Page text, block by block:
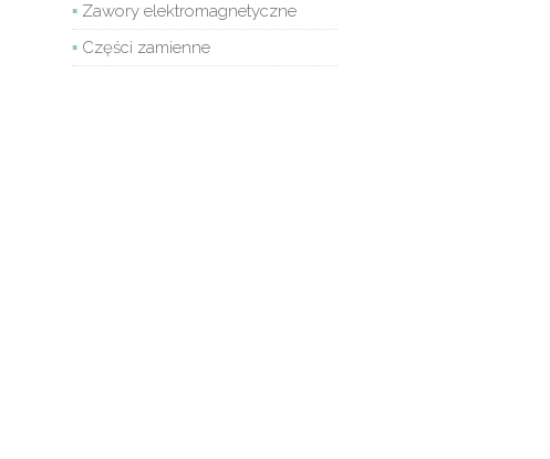
Zawory elektromagnetyczne
Części zamienne